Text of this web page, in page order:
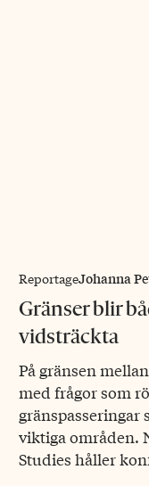
ReportageJohanna
Gränser blir
vidsträckta
På gränsen
med frågor som
gränspasseringar
viktiga områden.
Studies håller